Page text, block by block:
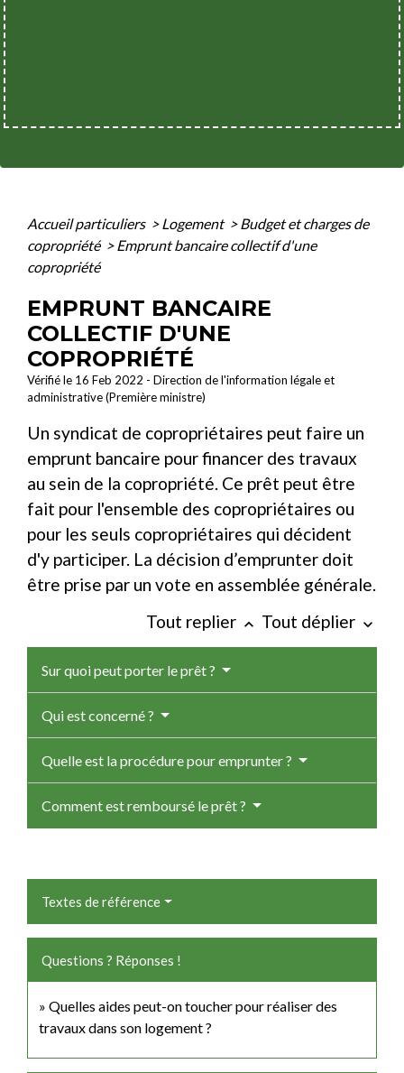
Accueil particuliers > Logement > Budget et charges de
copropriété > Emprunt bancaire collectif d'une
copropriété
EMPRUNT BANCAIRE
COLLECTIF D'UNE
COPROPRIÉTÉ
Vérifié le 16 Feb 2022 - Direction de l'information légale et
administrative (Première ministre)
Un syndicat de copropriétaires peut faire un
emprunt bancaire pour financer des travaux
au sein de la copropriété. Ce prêt peut être
fait pour l'ensemble des copropriétaires ou
pour les seuls copropriétaires qui décident
d'y participer. La décision d’emprunter doit
être prise par un vote en assemblée générale.
Tout replier keyboard_arrow_up Tout déplier keyboard_arrow_down
Sur quoi peut porter le prêt ?
Qui est concerné ?
Quelle est la procédure pour emprunter ?
Comment est remboursé le prêt ?
Textes de référence
Questions ? Réponses !
Quelles aides peut-on toucher pour réaliser des
travaux dans son logement ?